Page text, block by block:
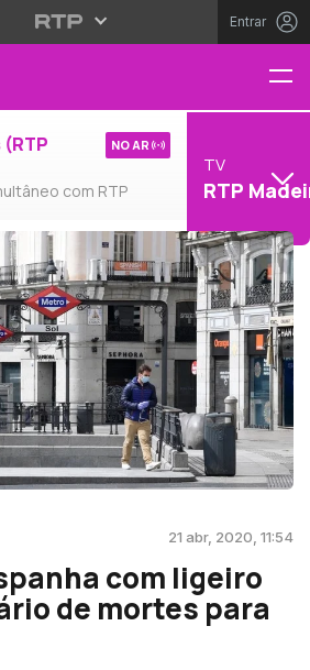
Entrar
com RTP
NO AR
TV
RTP
21 abr, 2020, 11:54
com ligeiro
de mortes para